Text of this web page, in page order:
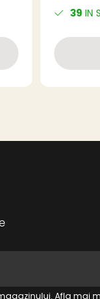
39 IN
Afla mai